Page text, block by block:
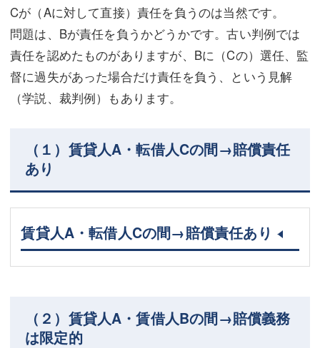
Cが（Aに対して直接）責任を負うのは当然です。
問題は、Bが責任を負うかどうかです。古い判例では
責任を認めたものがありますが、Bに（Cの）選任、監
督に過失があった場合だけ責任を負う、という見解
（学説、裁判例）もあります。
（１）賃貸人A・転借人Cの間→賠償責任
あり
賃貸人A・転借人Cの間→賠償責任あり
（２）賃貸人A・賃借人Bの間→賠償義務
は限定的